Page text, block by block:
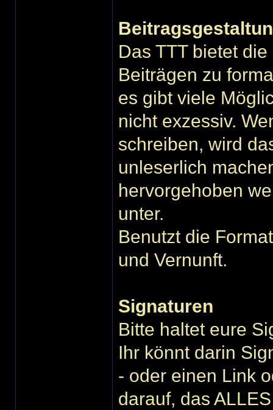
Das TTT bietet
Beiträgen zu
es gibt viele
nicht exzessiv.
schreiben, wird
unleserlich
hervorgehoben
unter.
Benutzt die
und Vernunft.
Signaturen
Bitte haltet eure
Ihr könnt darin
- oder einen Link
darauf, das